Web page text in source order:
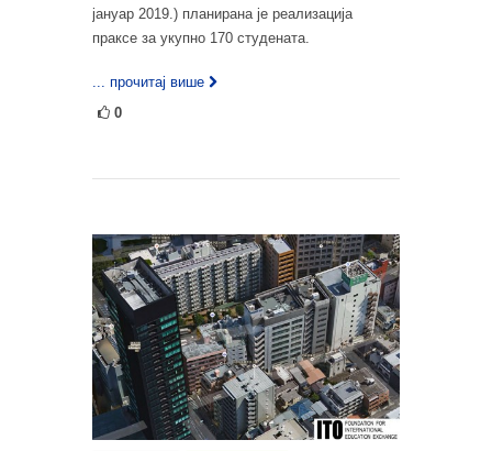
јануар 2019.) планирана је реализација
праксе за укупно 170 студената.
... прочитај више
0